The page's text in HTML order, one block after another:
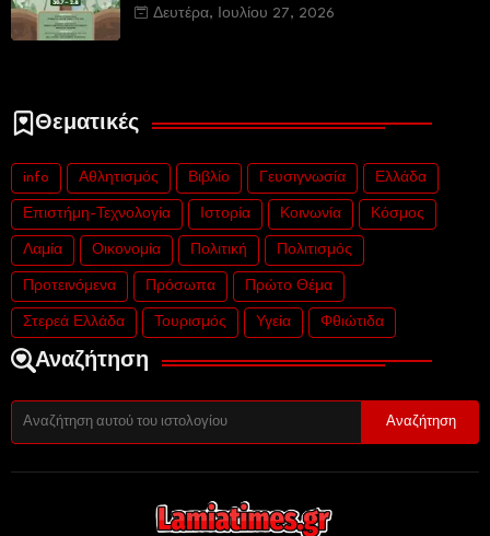
Δευτέρα, Ιουλίου 27, 2026
Θεματικές
info Αθλητισμός Βιβλίο Γευσιγνωσία Ελλάδα
Επιστήμη-Τεχνολογία Ιστορία Κοινωνία Κόσμος
Λαμία Οικονομία Πολιτική Πολιτισμός
Προτεινόμενα Πρόσωπα Πρώτο Θέμα
Στερεά Ελλάδα Τουρισμός Υγεία Φθιώτιδα
Αναζήτηση